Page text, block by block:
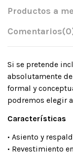
Productos a
Comentarios
Si se pretende
absolutamente
formal y
podremos elegir
Características
• Asiento y
• Revestimiento